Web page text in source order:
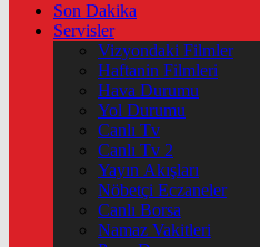
Son Dakika
Servisler
Vizyondaki Filmler
Haftanin Filmleri
Hava Durumu
Yol Durumu
Canlı Tv
Canlı Tv 2
Yayın Akışları
Nöbetçi Eczaneler
Canlı Borsa
Namaz Vakitleri